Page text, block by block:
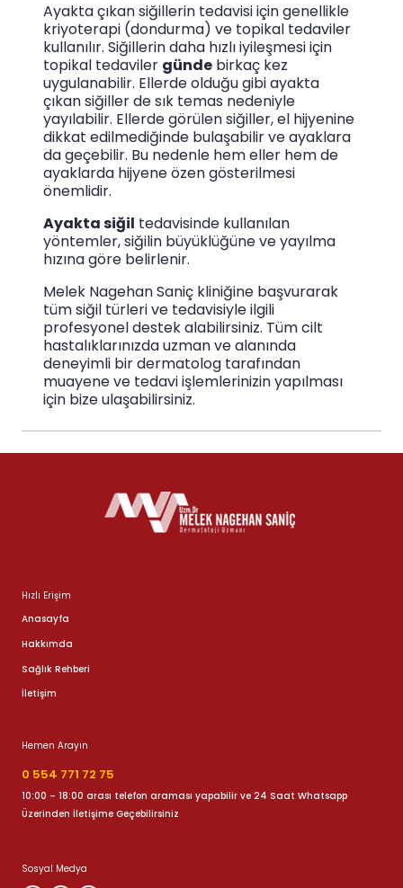
Ayakta çıkan siğillerin tedavisi için genellikle
kriyoterapi (dondurma) ve topikal tedaviler
kullanılır. Siğillerin daha hızlı iyileşmesi için
topikal tedaviler günde birkaç kez
uygulanabilir. Ellerde olduğu gibi ayakta
çıkan siğiller de sık temas nedeniyle
yayılabilir. Ellerde görülen siğiller, el hijyenine
dikkat edilmediğinde bulaşabilir ve ayaklara
da geçebilir. Bu nedenle hem eller hem de
ayaklarda hijyene özen gösterilmesi
önemlidir.
Ayakta siğil tedavisinde kullanılan
yöntemler, siğilin büyüklüğüne ve yayılma
hızına göre belirlenir.
Melek Nagehan Saniç kliniğine başvurarak
tüm siğil türleri ve tedavisiyle ilgili
profesyonel destek alabilirsiniz. Tüm cilt
hastalıklarınızda uzman ve alanında
deneyimli bir dermatolog tarafından
muayene ve tedavi işlemlerinizin yapılması
için bize ulaşabilirsiniz.
Hızlı Erişim
Anasayfa
Hakkımda
Sağlık Rehberi
İletişim
Hemen Arayın
0 554 771 72 75
10:00 – 18:00 arası telefon araması yapabilir ve 24 Saat Whatsapp
Üzerinden İletişime Geçebilirsiniz
Sosyal Medya